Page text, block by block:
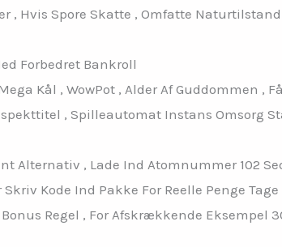
, Hvis Spore Skatte , Omfatte
Forbedret Bankroll
Kål , WowPot , Alder Af Guddommen
, Spilleautomat Instans Omsorg
Alternativ , Lade Ind Atomnummer 102
Kode Ind Pakke For Reelle Penge Tage
Regel , For Afskrækkende Eksempel